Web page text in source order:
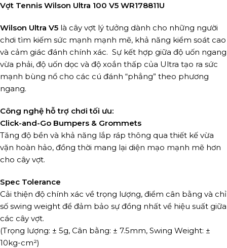
Vợt Tennis Wilson Ultra 100 V5 WR178811U
Wilson Ultra V5 là cây vợt lý tưởng dành cho những người
chơi tìm kiếm sức mạnh mạnh mẽ, khả năng kiểm soát cao
và cảm giác đánh chính xác. Sự kết hợp giữa độ uốn ngang
vừa phải, độ uốn dọc và độ xoắn thấp của Ultra tạo ra sức
mạnh bùng nổ cho các cú đánh “phẳng” theo phương
ngang.
Công nghệ hỗ trợ chơi tối ưu:
Click-and-Go Bumpers & Grommets
Tăng độ bền và khả năng lắp ráp thông qua thiết kế vừa
vặn hoàn hảo, đồng thời mang lại diện mạo mạnh mẽ hơn
cho cây vợt.
Spec Tolerance
Cải thiện độ chính xác về trọng lượng, điểm cân bằng và chỉ
số swing weight để đảm bảo sự đồng nhất về hiệu suất giữa
các cây vợt.
(Trọng lượng: ± 5g, Cân bằng: ± 7.5mm, Swing Weight: ±
10kg-cm²)